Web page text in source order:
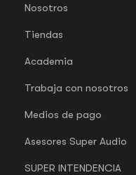
Nosotros
Tiendas
Academia
Trabaja con nosotros
Medios de pago
Asesores Super Audio
SUPER INTENDENCIA